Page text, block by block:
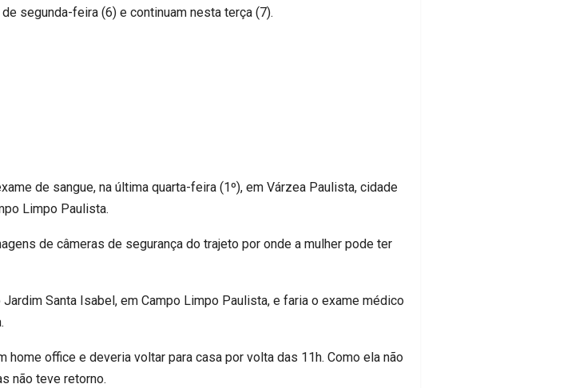
segunda-feira (6) e continuam nesta terça (7).
de sangue, na última quarta-feira (1º), em Várzea Paulista, cidade
Limpo Paulista.
de câmeras de segurança do trajeto por onde a mulher pode ter
Santa Isabel, em Campo Limpo Paulista, e faria o exame médico
office e deveria voltar para casa por volta das 11h. Como ela não
não teve retorno.